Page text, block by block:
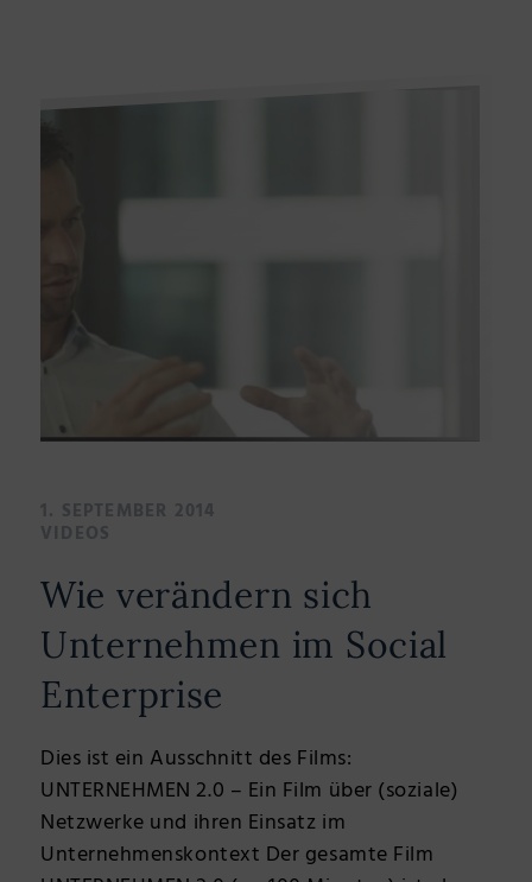
1. SEPTEMBER 2014
VIDEOS
Wie verändern sich
Unternehmen im Social
Enterprise
Dies ist ein Ausschnitt des Films:
UNTERNEHMEN 2.0 – Ein Film über (soziale)
Netzwerke und ihren Einsatz im
Unternehmenskontext Der gesamte Film